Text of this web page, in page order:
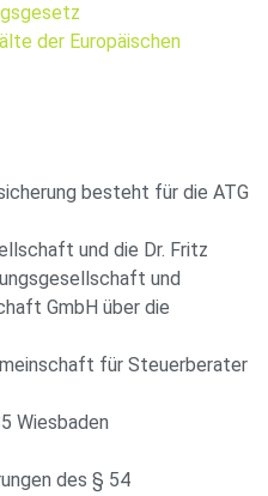
der Europäischen
besteht für die ATG
und die Dr. Fritz
und
GmbH über die
für Steuerberater
Wiesbaden
des § 54